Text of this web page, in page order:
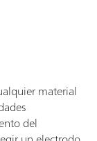
material
del